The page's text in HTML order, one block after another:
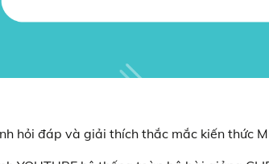
hỏi đáp và giải thích thắc mắc kiến thức